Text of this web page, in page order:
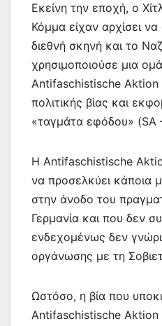
Εκείνη την εποχή, ο
Κόμμα είχαν αρχίσει
διεθνή σκηνή και το
χρησιμοποιούσε μια
Antifaschistische
πολιτικής βίας και
«ταγμάτα εφόδου» (SA
Η Antifaschistische
να προσελκύει κάποια
στην άνοδο του
Γερμανία και που δεν
ενδεχομένως δεν
οργάνωσης με τη
Ωστόσο, η βία που
Antifaschistische Aktion